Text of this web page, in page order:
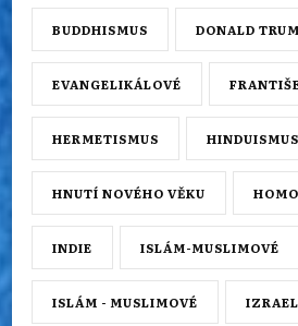
BUDDHISMUS DONALD
EVANGELIKÁLOVÉ
HERMETISMUS
HNUTÍ NOVÉHO VĚKU
INDIE ISLÁM-MUSLIMOVÉ
ISLÁM - MUSLIMOVÉ IZRAEL